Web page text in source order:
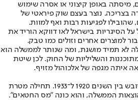
באופן קיצוני או אסרה שימוש
בצריכה. נוצר בעצם שוק פיראטי של
שהובילו לפגיעות רבות ואף למוות.
הסיגריות בישראל לאו דווקא הוריד את
למוצרים אחרים וזולים כמו טבק.
לא תמיד מושגת, ומה שנותר לממשלה הוא
והשליליות של החוק. לכן שיטת
איתה מגפה של אלכוהול מזויף.
בארה"ב, למשל, הונהג חוק היובש בין השנים 1920 ל־1933. תחילה מטרת
הממשלה, והוא כונה "מס החטאים".